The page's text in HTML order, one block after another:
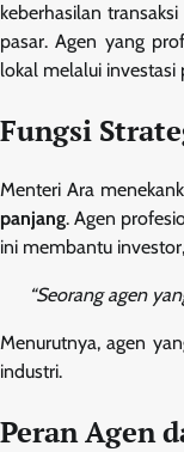
keberhasilan
pasar. Agen yang
lokal melalui investasi
Fungsi
Menteri Ara
panjang. Agen
ini membantu
“Seorang agen
Menurutnya, agen
industri.
Peran Agen